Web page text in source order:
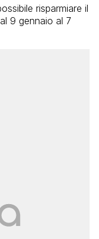
risparmiare il
9 gennaio al 7